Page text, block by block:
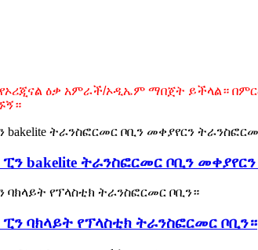
ዕቃ አምራች/ኦዲኤም ማበጀት ይችላል።
ፒን bakelite ትራንስፎርመር ቦቢን
ፒን ባክላይት የፕላስቲክ ትራንስፎርመር ቦቢን።